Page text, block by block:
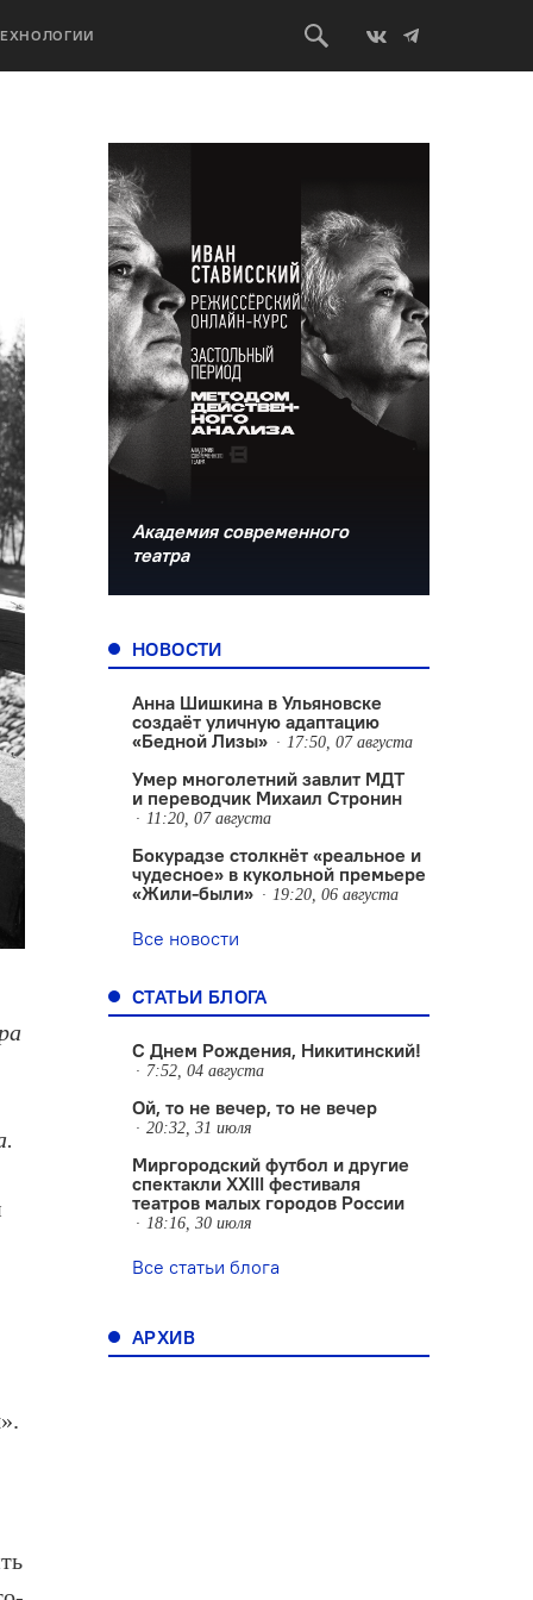
Академия современного
театра
НОВОСТИ
Анна Шишкина в Ульяновске
создаëт уличную адаптацию
«Бедной Лизы»
17:50, 07 августа
Умер многолетний завлит МДТ
и переводчик Михаил Стронин
11:20, 07 августа
Бокурадзе столкнëт «реальное и
чудесное» в кукольной премьере
«Жили-были»
19:20, 06 августа
Все новости
СТАТЬИ БЛОГА
С Днем Рождения, Никитинский!
7:52, 04 августа
Ой, то не вечер, то не вечер
20:32, 31 июля
Миргородский футбол и другие
спектакли XXIII фестиваля
театров малых городов России
18:16, 30 июля
Все статьи блога
АРХИВ